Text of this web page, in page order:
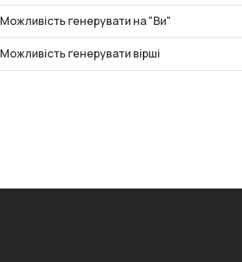
Можливість генерувати на "Ви"
Можливість генерувати вірші